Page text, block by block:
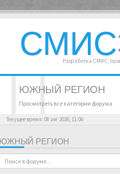
СМИС
Разработка СМИС,
ЮЖНЫЙ РЕГИОН
Просмотреть все категории форума
Текущее время: 08 авг 2026, 11:06
ЮЖНЫЙ РЕГИОН